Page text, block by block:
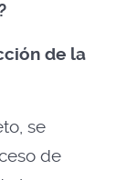
de la
se
de